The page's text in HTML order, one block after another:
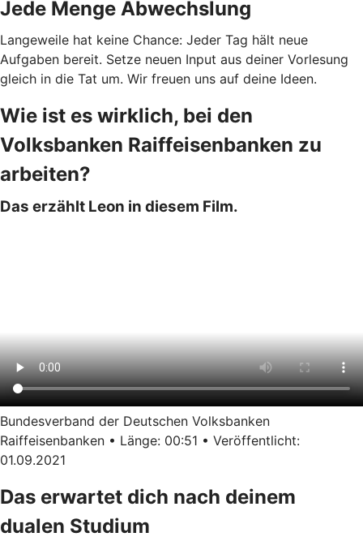
Jede Menge Abwechslung
Langeweile hat keine Chance: Jeder Tag hält neue
Aufgaben bereit. Setze neuen Input aus deiner Vorlesung
gleich in die Tat um. Wir freuen uns auf deine Ideen.
Wie ist es wirklich, bei den
Volksbanken Raiffeisenbanken zu
arbeiten?
Das erzählt Leon in diesem Film.
Bundesverband der Deutschen Volksbanken
Raiffeisenbanken • Länge: 00:51 • Veröffentlicht:
01.09.2021
Das erwartet dich nach deinem
dualen Studium